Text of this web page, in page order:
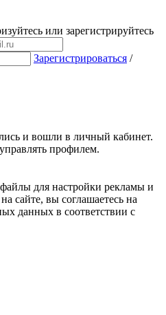
или зарегистрируйтесь
Зарегистрироваться /
и вошли в личный кабинет.
профилем.
для настройки рекламы и
сайте, вы соглашаетесь на
данных в соответствии с